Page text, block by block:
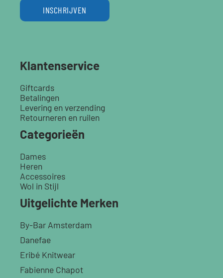
INSCHRIJVEN
Klantenservice
Giftcards
Betalingen
Levering en verzending
Retourneren en ruilen
Categorieën
Dames
Heren
Accessoires
Wol in Stijl
Uitgelichte Merken
By-Bar Amsterdam
Danefae
Eribé Knitwear
Fabienne Chapot